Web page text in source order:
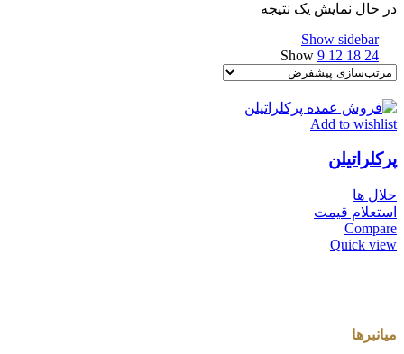
در حال نمایش یک نتیجه
Show sidebar
Show 9 12 18 24
Add to wishlist
پرکلراتیلن
حلال ها
استعلام قیمت
Compare
Quick view
میانبرها